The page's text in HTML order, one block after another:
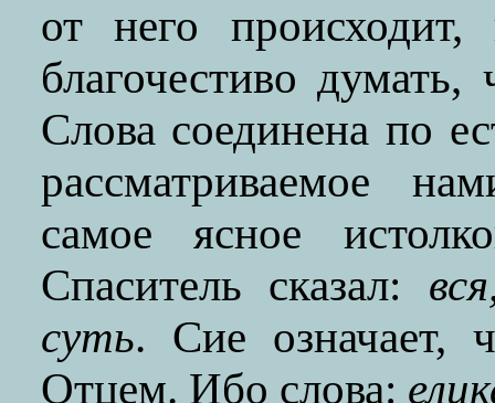
от него
благочестиво
Слова соединена по
рассматриваемое
самое ясное
Спаситель сказал:
суть. Сие означает,
Отцем. Ибо слова: